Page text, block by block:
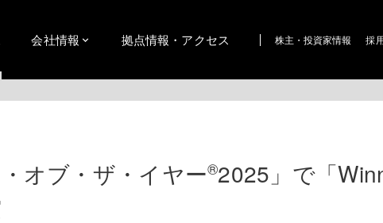
会社情報 拠点情報・アクセス 株主・投資家情報 採
オブ・ザ・イヤー®2025」で「